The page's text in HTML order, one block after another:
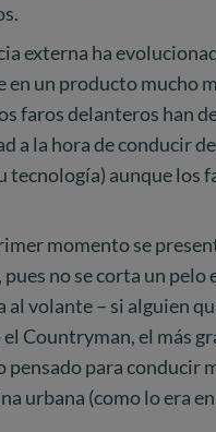
externa ha
en un producto mucho
faros delanteros han
a la hora de conducir
tecnología) aunque los
momento se
pues no se corta un
al volante – si alguien
Countryman, el más
pensado para conducir
urbana (como lo era